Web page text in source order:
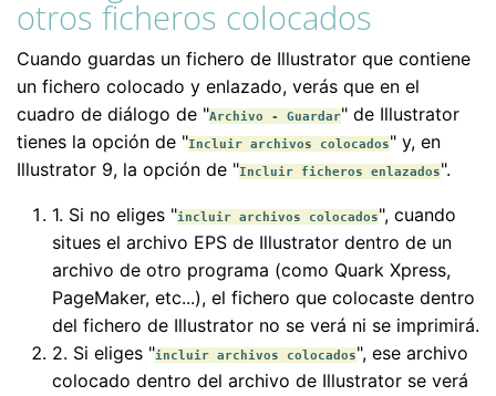
otros ficheros colocados
Cuando guardas un fichero de Illustrator que contiene
un fichero colocado y enlazado, verás que en el
cuadro de diálogo de "Archivo - Guardar" de Illustrator
tienes la opción de "Incluir archivos colocados" y, en
Illustrator 9, la opción de "Incluir ficheros enlazados".
1. Si no eliges "incluir archivos colocados", cuando
situes el archivo EPS de Illustrator dentro de un
archivo de otro programa (como Quark Xpress,
PageMaker, etc...), el fichero que colocaste dentro
del fichero de Illustrator no se verá ni se imprimirá.
2. Si eliges "incluir archivos colocados", ese archivo
colocado dentro del archivo de Illustrator se verá